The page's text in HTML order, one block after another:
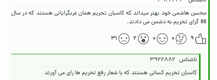
محسن هاشمی خود بهتر میداند که کاسبان تحریم همان غربگرایانی هستند که در سال
88 گرای تحریم به دشمن می دادند.
۹
۰ ۰ ۲ ۳۱
ناشناس ۳۹۲۲۸۸۲
کاسبان تحریم کسانی هستند که با شعار رفع تحریم ها رای می آورند